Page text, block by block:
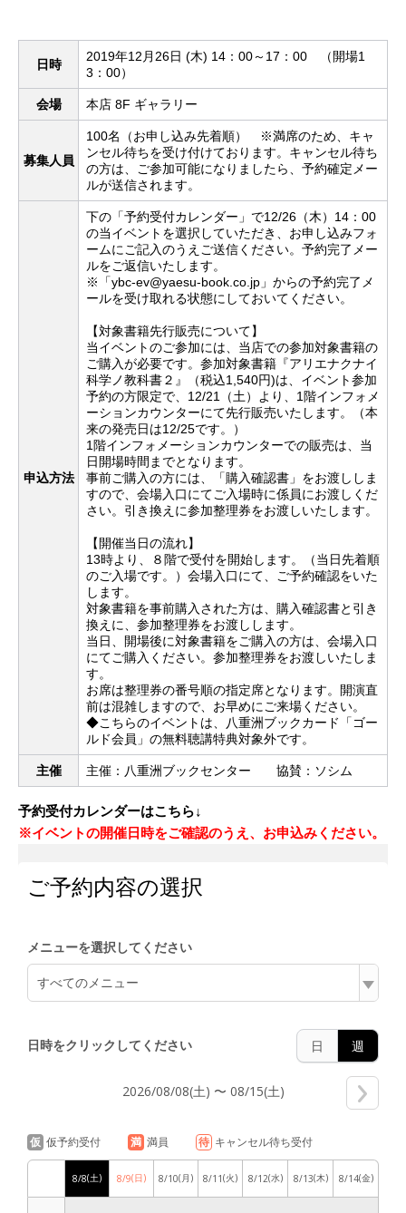
日時
2019年12月26日 (木) 14：00～17：00 （開場1
3：00）
会場 本店 8F ギャラリー
募集人員
100名（お申し込み先着順） ※満席のため、キャ
ンセル待ちを受け付けております。キャンセル待ち
の方は、ご参加可能になりましたら、予約確定メー
ルが送信されます。
申込方法
下の「予約受付カレンダー」で12/26（木）14：00
の当イベントを選択していただき、お申し込みフォ
ームにご記入のうえご送信ください。予約完了メー
ルをご返信いたします。
※「ybc-ev@yaesu-book.co.jp」からの予約完了メ
ールを受け取れる状態にしておいてください。
【対象書籍先行販売について】
当イベントのご参加には、当店での参加対象書籍の
ご購入が必要です。参加対象書籍『アリエナクナイ
科学ノ教科書２』（税込1,540円)は、イベント参加
予約の方限定で、12/21（土）より、1階インフォメ
ーションカウンターにて先行販売いたします。（本
来の発売日は12/25です。）
1階インフォメーションカウンターでの販売は、当
日開場時間までとなります。
事前ご購入の方には、「購入確認書」をお渡ししま
すので、会場入口にてご入場時に係員にお渡しくだ
さい。引き換えに参加整理券をお渡しいたします。
【開催当日の流れ】
13時より、８階で受付を開始します。（当日先着順
のご入場です。）会場入口にて、ご予約確認をいた
します。
対象書籍を事前購入された方は、購入確認書と引き
換えに、参加整理券をお渡しします。
当日、開場後に対象書籍をご購入の方は、会場入口
にてご購入ください。参加整理券をお渡しいたしま
す。
お席は整理券の番号順の指定席となります。開演直
前は混雑しますので、お早めにご来場ください。
◆こちらのイベントは、八重洲ブックカード「ゴー
ルド会員」の無料聴講特典対象外です。
主催 主催：八重洲ブックセンター 協賛：ソシム
予約受付カレンダーはこちら↓
※イベントの開催日時をご確認のうえ、お申込みください。